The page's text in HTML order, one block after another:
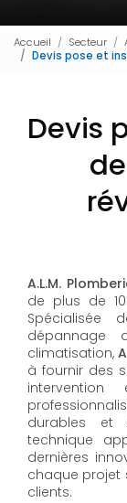
Accueil Secteur
Devis pose et
Devis
A.L.M.
de plus de
Spécialisée
dépannage
climatisation,
à fournir des
durables et
technique
dernières
chaque projet
clients.